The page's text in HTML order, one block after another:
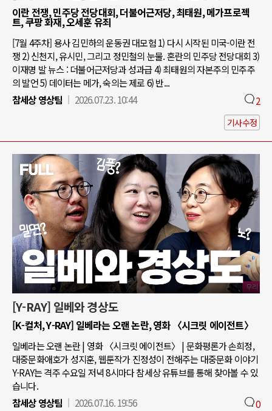
이란 전쟁, 민주당 전당대회, 더불어근저당, 최태원, 메가프로젝
트, 쿠팡 화재, 오세훈 유죄
[7월 4주차] 용사 김민하의 운동권 대모험 1) 다시 시작된 미국-이란 전
쟁 2) 신천지, 유시민, 그리고 정민철의 눈물. 혼란의 민주당 전당대회 3)
이재명 발 뉴스 : 더불어근저당과 성과급 4) 최태원의 자본주의 민주주
의 발언 5) 데이터는 메가, 숙의는 제로 6) 반...
참세상 영상팀
2026.07.23. 10:44 2
기사수정
[Y-RAY] 일베와 경상도
[K-컬처, Y-RAY] 일베라는 오랜 논란, 영화 〈시크릿 에이전트〉
일베라는 오랜 논란 | 영화 〈시크릿 에이전트〉 | 문화평론가 손희정,
대중문화애호가 성지훈, 웹툰작가 진정성이 전해주는 대중문화 이야기
Y-RAY는 격주 수요일 저녁 8시마다 참세상 유튜브를 통해 찾아볼 수 있
습니다.
참세상 영상팀
2026.07.16. 19:56 0